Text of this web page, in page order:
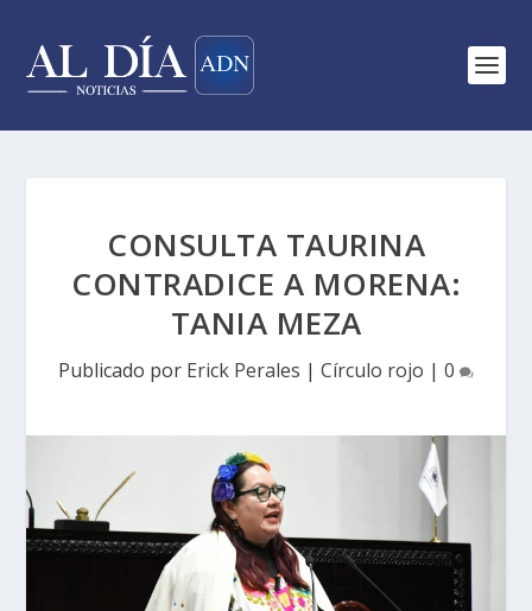
CONSULTA TAURINA
CONTRADICE A MORENA:
TANIA MEZA
Publicado por Erick Perales | Círculo rojo | 0